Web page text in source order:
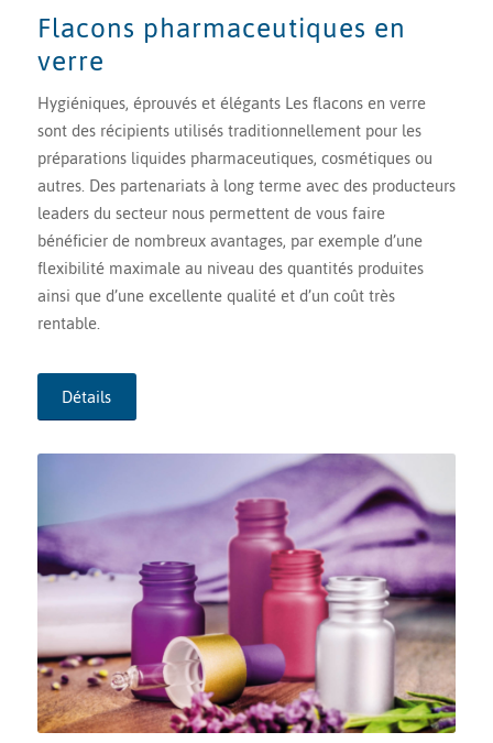
Flacons pharmaceutiques en
verre
Hygiéniques, éprouvés et élégants Les flacons en verre
sont des récipients utilisés traditionnellement pour les
préparations liquides pharmaceutiques, cosmétiques ou
autres. Des partenariats à long terme avec des producteurs
leaders du secteur nous permettent de vous faire
bénéficier de nombreux avantages, par exemple d’une
flexibilité maximale au niveau des quantités produites
ainsi que d’une excellente qualité et d’un coût très
rentable.
Détails